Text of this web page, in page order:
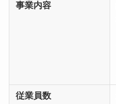
事業内容
従業員数